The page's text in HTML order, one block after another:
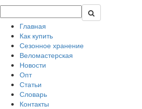
Главная
Как купить
Сезонное хранение
Веломастерская
Новости
Опт
Статьи
Словарь
Контакты